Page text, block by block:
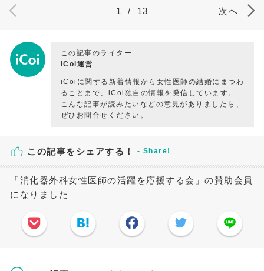
1 / 13 次へ
この記事のライター
iCoi運営
iCoiに関する新着情報から女性医師の結婚にまつわ
ることまで、iCoi独自の情報を発信しています。
こんな記事が読みたいなどの意見がありましたら、
ぜひお問合せください。
この記事をシェアする！
「消化器外科女性医師の活躍を応援する会」の賛助会員
になりました